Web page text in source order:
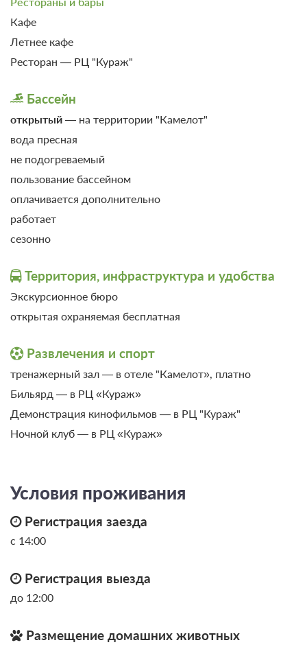
Улучшенный 2-местный Подробнее
25м2
Кафе
Летнее кафе
Ресторан — РЦ "Кураж"
Бассейн
открытый — на территории "Камелот"
вода пресная
не подогреваемый
пользование бассейном
оплачивается дополнительно
работает
сезонно
Территория, инфраструктура и удобства
Экскурсионное бюро
открытая охраняемая бесплатная
Развлечения и спорт
тренажерный зал — в отеле "Камелот», платно
Бильярд — в РЦ «Кураж»
Демонстрация кинофильмов — в РЦ "Кураж"
Ночной клуб — в РЦ «Кураж»
Условия проживания
Регистрация заезда
с 14:00
Регистрация выезда
до 12:00
Размещение домашних животных